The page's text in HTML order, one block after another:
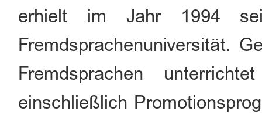
erhielt im Jahr 1994
Fremdsprachenuniversität.
Fremdsprachen
einschließlich